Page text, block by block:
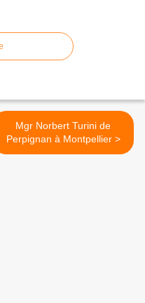
Mgr Norbert Turini de
Perpignan à Montpellier >